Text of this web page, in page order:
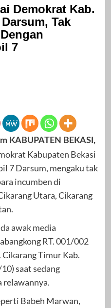
Demokrat Kab.
Tak
7
KABUPATEN BEKASI,
Kabupaten Bekasi
7 Darsum, mengaku tak
incumben di
Utara, Cikarang
awak media
RT. 001/002
Timur Kab.
saat sedang
relawannya.
Babeh Marwan,